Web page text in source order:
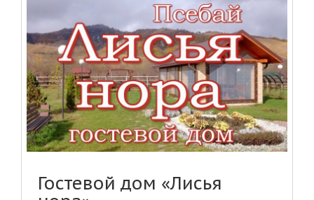
Гостевой дом «Лисья